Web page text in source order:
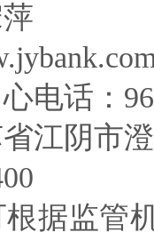
话：
阴市澄
监管机